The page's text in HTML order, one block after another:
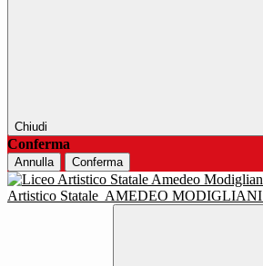
Chiudi
Conferma
Annulla Conferma
Artistico Statale AMEDEO MODIGLIANI